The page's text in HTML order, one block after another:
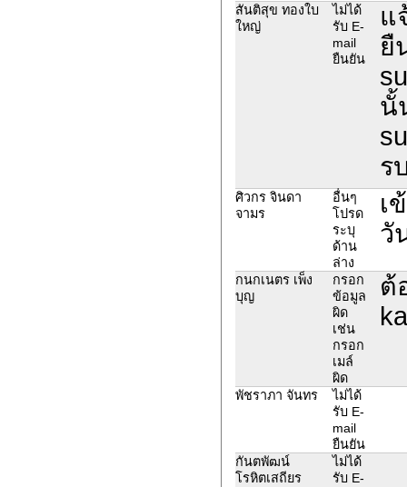
สันติสุข ทองใบ
ใหญ่
ไม่ได้
รับ E-
mail
ยืนยัน
แ
ยื
นั้
ร
ศิวกร จินดา
จามร
อื่นๆ
โปรด
ระบุ
ด้าน
ล่าง
เ
วั
กนกเนตร เพ็ง
บุญ
กรอก
ข้อมูล
ผิด
เช่น
กรอก
เมล์
ผิด
ต้
พัชราภา จันทร
ไม่ได้
รับ E-
mail
ยืนยัน
กันตพัฒน์
โรหิตเสถียร
ไม่ได้
รับ E-